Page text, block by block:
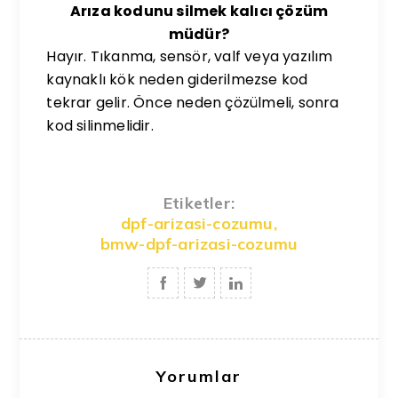
Arıza kodunu silmek kalıcı çözüm
müdür?
Hayır. Tıkanma, sensör, valf veya yazılım
kaynaklı kök neden giderilmezse kod
tekrar gelir. Önce neden çözülmeli, sonra
kod silinmelidir.
Etiketler:
dpf-arizasi-cozumu,
bmw-dpf-arizasi-cozumu
Yorumlar